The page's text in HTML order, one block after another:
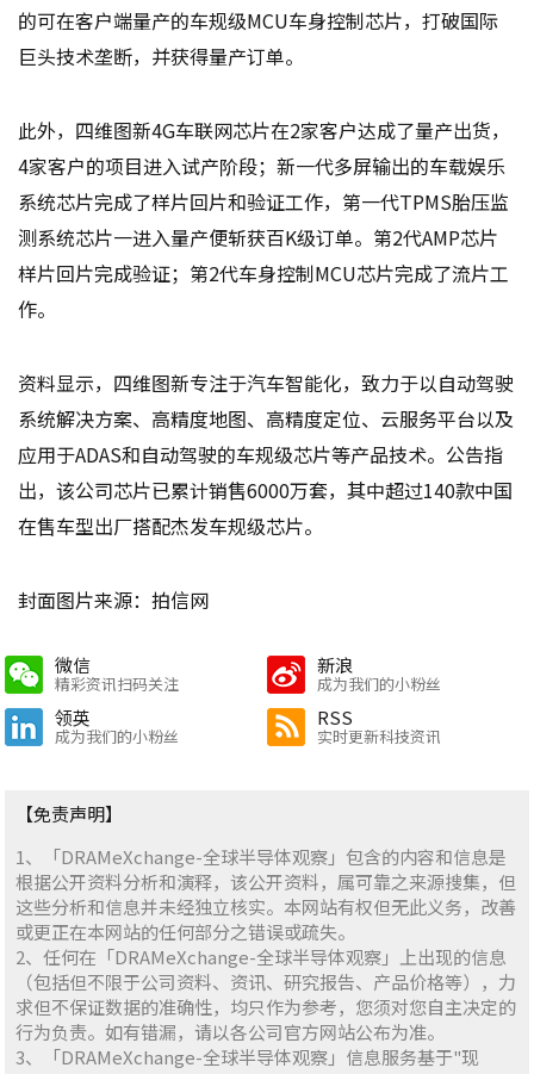
的可在客户端量产的车规级MCU车身控制芯片，打破国际
巨头技术垄断，并获得量产订单。
此外，四维图新4G车联网芯片在2家客户达成了量产出货，
4家客户的项目进入试产阶段；新一代多屏输出的车载娱乐
系统芯片完成了样片回片和验证工作，第一代TPMS胎压监
测系统芯片一进入量产便斩获百K级订单。第2代AMP芯片
样片回片完成验证；第2代车身控制MCU芯片完成了流片工
作。
资料显示，四维图新专注于汽车智能化，致力于以自动驾驶
系统解决方案、高精度地图、高精度定位、云服务平台以及
应用于ADAS和自动驾驶的车规级芯片等产品技术。公告指
出，该公司芯片已累计销售6000万套，其中超过140款中国
在售车型出厂搭配杰发车规级芯片。
封面图片来源：拍信网
微信
精彩资讯扫码关注
新浪
成为我们的小粉丝
领英
成为我们的小粉丝
RSS
实时更新科技资讯
【免责声明】
1、「DRAMeXchange-全球半导体观察」包含的内容和信息是
根据公开资料分析和演释，该公开资料，属可靠之来源搜集，但
这些分析和信息并未经独立核实。本网站有权但无此义务，改善
或更正在本网站的任何部分之错误或疏失。
2、任何在「DRAMeXchange-全球半导体观察」上出现的信息
（包括但不限于公司资料、资讯、研究报告、产品价格等），力
求但不保证数据的准确性，均只作为参考，您须对您自主决定的
行为负责。如有错漏，请以各公司官方网站公布为准。
3、「DRAMeXchange-全球半导体观察」信息服务基于"现